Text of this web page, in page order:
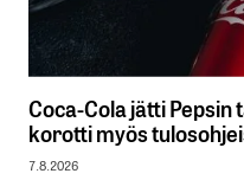
Coca-Cola jätti Pepsin
korotti myös
7.8.2026